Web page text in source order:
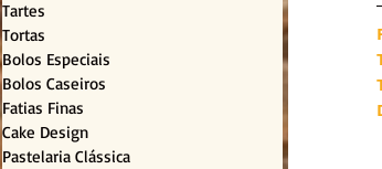
Tartes
Tortas
Bolos Especiais
Bolos Caseiros
Fatias Finas
Cake Design
Pastelaria Clássica